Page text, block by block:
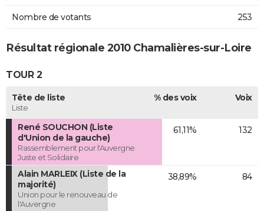
Nombre de votants 253
Résultat régionale 2010 Chamalières-sur-Loire
TOUR 2
Tête de liste
Liste
% des voix Voix
René SOUCHON (Liste
d'Union de la gauche)
Rassemblement pour l'Auvergne
Juste et Solidaire
61,11% 132
Alain MARLEIX (Liste de la
majorité)
Union pour le renouveau de
l'Auvergne
38,89% 84